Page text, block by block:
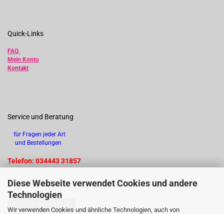
Diese Webseite verwendet Cookies und andere
Technologien
Wir verwenden Cookies und ähnliche Technologien, auch von
Quick-Links
FAQ
Mein Konto
Kontakt
Service und Beratung
für Fragen jeder Art
und Bestellungen
Telefon: 034443 31857